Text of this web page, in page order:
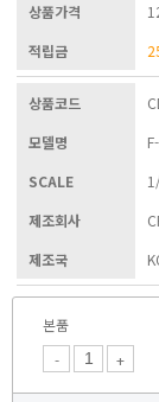
상품가격
적립금
상품코드
모델명
SCALE
제조회사
제조국
본품
-
+